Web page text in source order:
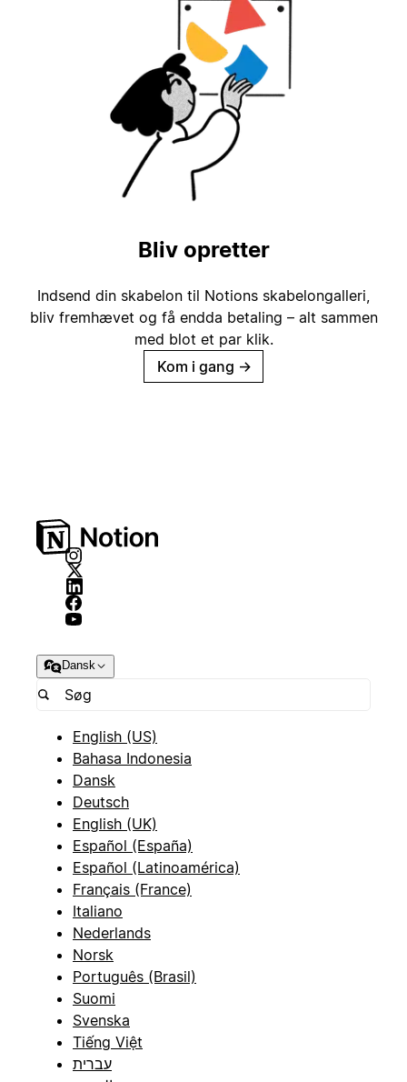
Bliv opretter
Indsend din skabelon til Notions skabelongalleri,
bliv fremhævet og få endda betaling – alt sammen
med blot et par klik.
Kom i gang →
Dansk
English (US)
Bahasa Indonesia
Dansk
Deutsch
English (UK)
Español (España)
Español (Latinoamérica)
Français (France)
Italiano
Nederlands
Norsk
Português (Brasil)
Suomi
Svenska
Tiếng Việt
עברית